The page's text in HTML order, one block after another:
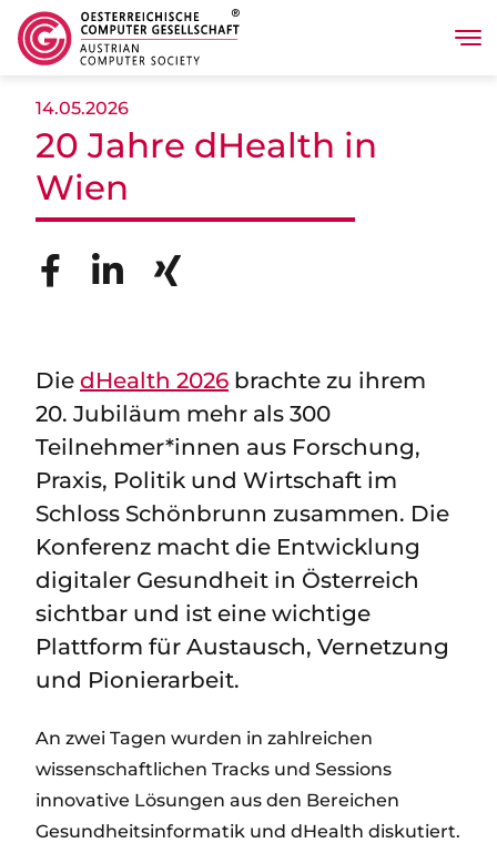
14.05.2026
20 Jahre dHealth in
Wien
Die dHealth 2026 brachte zu ihrem
20. Jubiläum mehr als 300
Teilnehmer*innen aus Forschung,
Praxis, Politik und Wirtschaft im
Schloss Schönbrunn zusammen. Die
Konferenz macht die Entwicklung
digitaler Gesundheit in Österreich
sichtbar und ist eine wichtige
Plattform für Austausch, Vernetzung
und Pionierarbeit.
An zwei Tagen wurden in zahlreichen
wissenschaftlichen Tracks und Sessions
innovative Lösungen aus den Bereichen
Gesundheitsinformatik und dHealth diskutiert.